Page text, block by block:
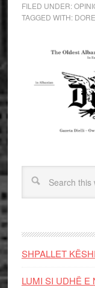
FILED UNDER:
TAGGED WITH:
SHPALLET
LUMI SI UDHË E